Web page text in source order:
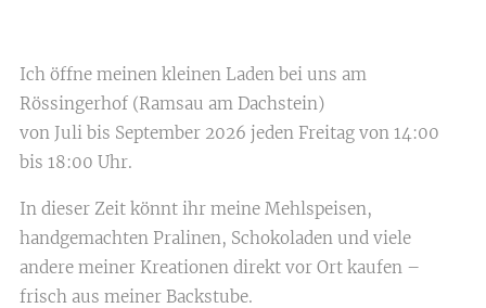
Ich öffne meinen kleinen Laden bei uns am
Rössingerhof (Ramsau am Dachstein)
von Juli bis September 2026 jeden Freitag von 14:00
bis 18:00 Uhr.
In dieser Zeit könnt ihr meine Mehlspeisen,
handgemachten Pralinen, Schokoladen und viele
andere meiner Kreationen direkt vor Ort kaufen –
frisch aus meiner Backstube.